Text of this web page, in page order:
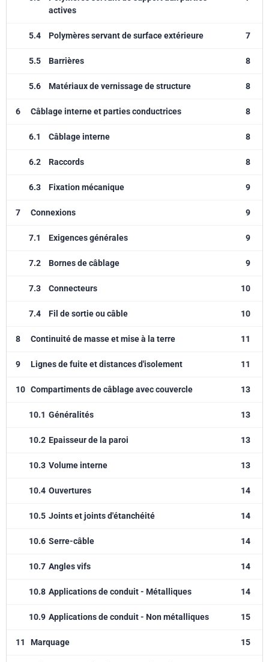
actives
5.4 Polymères servant de surface extérieure 7
5.5 Barrières 8
5.6 Matériaux de vernissage de structure 8
6 Câblage interne et parties conductrices 8
6.1 Câblage interne 8
6.2 Raccords 8
6.3 Fixation mécanique 9
7 Connexions 9
7.1 Exigences générales 9
7.2 Bornes de câblage 9
7.3 Connecteurs 10
7.4 Fil de sortie ou câble 10
8 Continuité de masse et mise à la terre 11
9 Lignes de fuite et distances d'isolement 11
10 Compartiments de câblage avec couvercle 13
10.1 Généralités 13
10.2 Epaisseur de la paroi 13
10.3 Volume interne 13
10.4 Ouvertures 14
10.5 Joints et joints d'étanchéité 14
10.6 Serre-câble 14
10.7 Angles vifs 14
10.8 Applications de conduit - Métalliques 14
10.9 Applications de conduit - Non métalliques 15
11 Marquage 15